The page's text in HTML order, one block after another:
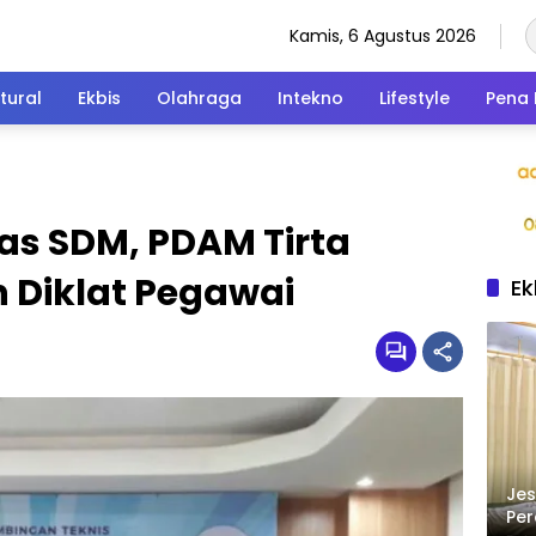
Kamis, 6 Agustus 2026
Ekbis Olahraga Intekno Lifestyle Pena
SDM, PDAM Tirta
Diklat Pegawai